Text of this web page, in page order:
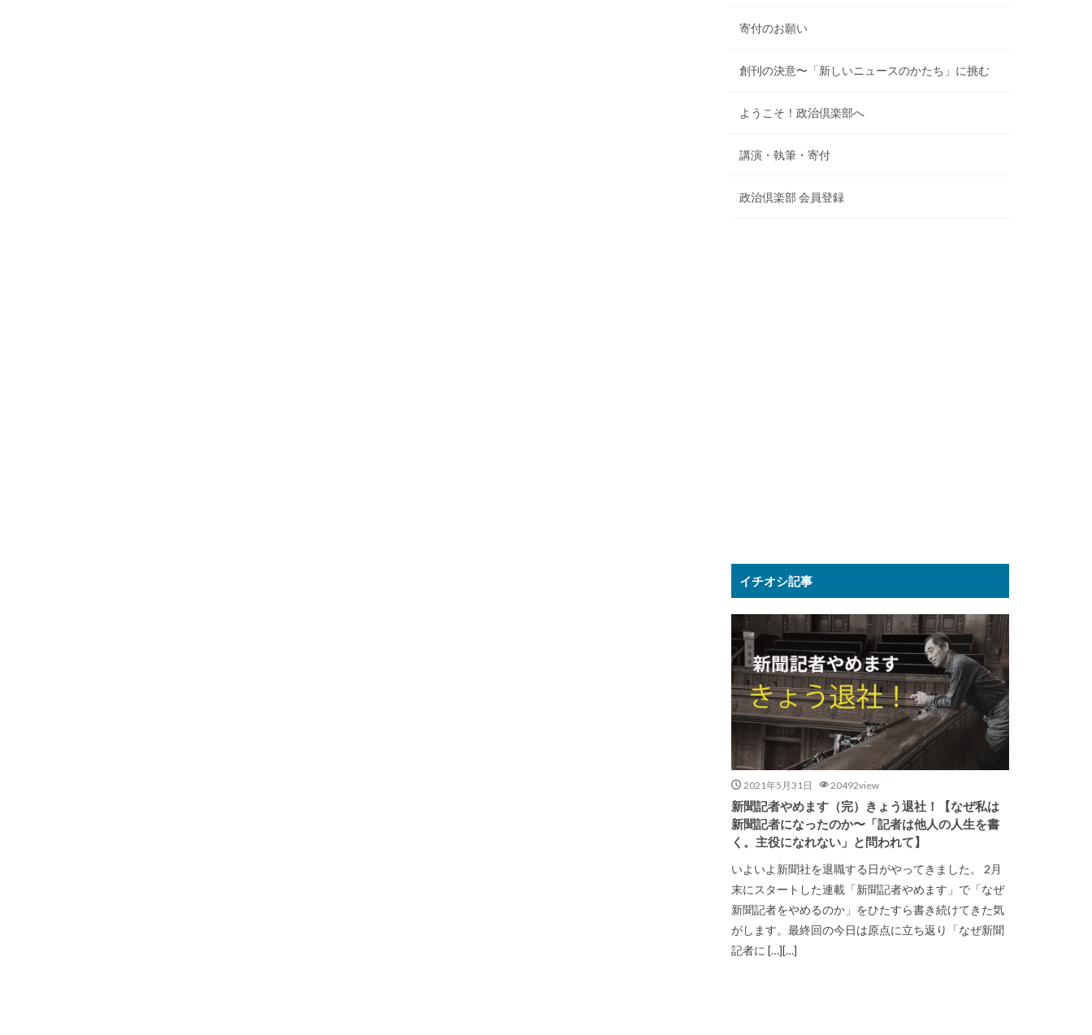
寄付のお願い
創刊の決意〜「新しいニュースのかたち」に挑む
ようこそ！政治倶楽部へ
講演・執筆・寄付
政治倶楽部 会員登録
イチオシ記事
2021年5月31日 20492view
新聞記者やめます（完）きょう退社！【なぜ私は
新聞記者になったのか〜「記者は他人の人生を書
く。主役になれない」と問われて】
いよいよ新聞社を退職する日がやってきました。 2月
末にスタートした連載「新聞記者やめます」で「なぜ
新聞記者をやめるのか」をひたすら書き続けてきた気
がします。最終回の今日は原点に立ち返り「なぜ新聞
記者に […][…]